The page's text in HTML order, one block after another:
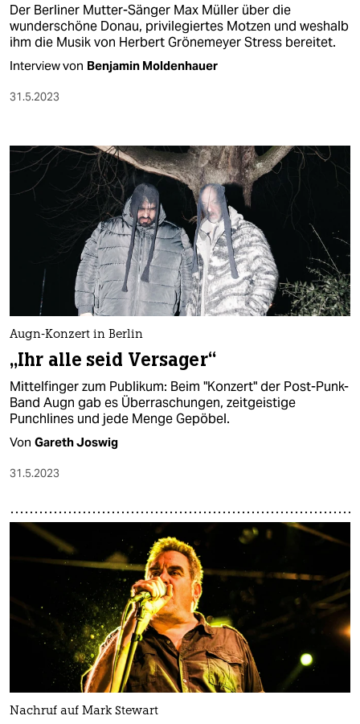
Der Berliner Mutter-Sänger Max Müller über die
wunderschöne Donau, privilegiertes Motzen und weshalb
ihm die Musik von Herbert Grönemeyer Stress bereitet.
Interview von Benjamin Moldenhauer
31.5.2023
Augn-Konzert in Berlin
„Ihr alle seid Versager“
Mittelfinger zum Publikum: Beim "Konzert" der Post-Punk-
Band Augn gab es Überraschungen, zeitgeistige
Punchlines und jede Menge Gepöbel.
Von Gareth Joswig
31.5.2023
Nachruf auf Mark Stewart